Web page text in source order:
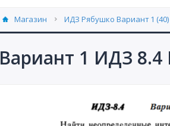
Магазин ИДЗ Рябушко Вариант 1 (40)
Вариант 1 ИДЗ